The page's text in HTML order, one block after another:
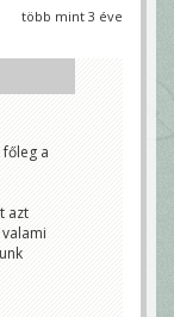
több mint 3 éve
a
azt